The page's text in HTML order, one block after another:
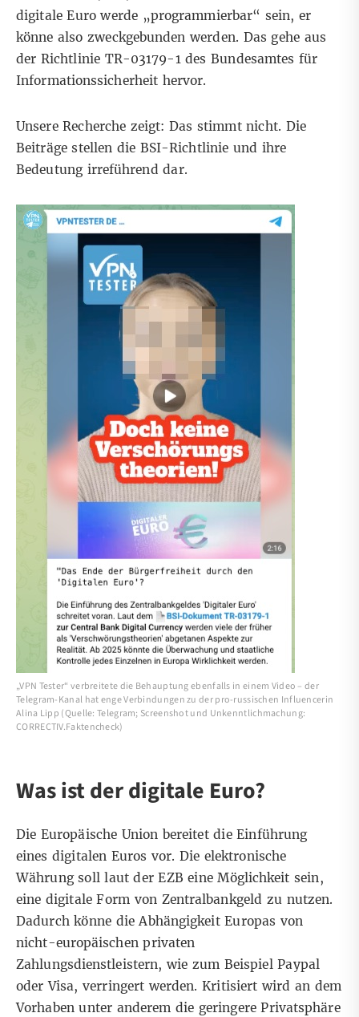
digitale Euro werde „programmierbar“ sein, er
könne also zweckgebunden werden. Das gehe aus
der Richtlinie TR-03179-1des Bundesamtes für
Informationssicherheit hervor.
Unsere Recherche zeigt: Das stimmt nicht. Die
Beiträge stellen die BSI-Richtlinie und ihre
Bedeutung irreführend dar.
„VPN Tester“ verbreitete die Behauptung ebenfalls in einem Video – der
Telegram-Kanal hat enge Verbindungen zu der pro-russischen Influencerin
Alina Lipp (Quelle: Telegram; Screenshot und Unkenntlichmachung:
CORRECTIV.Faktencheck)
Was ist der digitale Euro?
Die Europäische Union bereitet die Einführung
einesdigitalen Euros vor. Die elektronische
Währung soll laut derEZB eine Möglichkeit sein,
eine digitale Form von Zentralbankgeld zu nutzen.
Dadurch könne die Abhängigkeit Europas von
nicht-europäischen privaten
Zahlungsdienstleistern, wie zum Beispiel Paypal
oder Visa, verringert werden. Kritisiert wird an dem
Vorhaben unter anderem die geringere Privatsphäre